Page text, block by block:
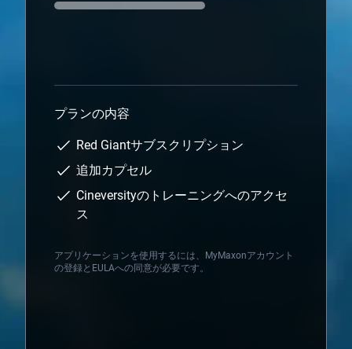
プランの内容
Red Giantサブスクリプション
追加カプセル
Cineversityのトレーニングへのアクセ
ス
アプリケーションを使用するには、MyMaxonアカウント
の登録とEULAへの同意が必要です。